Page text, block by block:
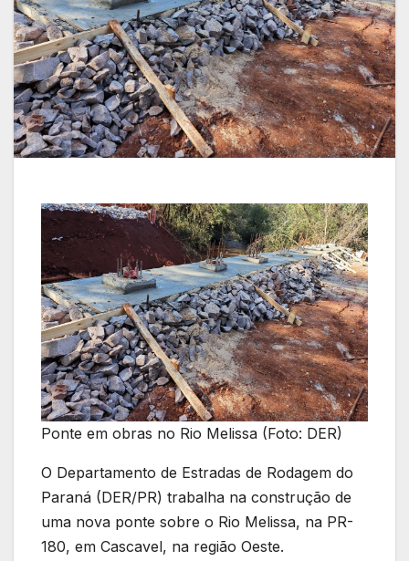
Ponte em obras no Rio Melissa (Foto: DER)
O Departamento de Estradas de Rodagem do
Paraná (DER/PR) trabalha na construção de
uma nova ponte sobre o Rio Melissa, na PR-
180, em Cascavel, na região Oeste.